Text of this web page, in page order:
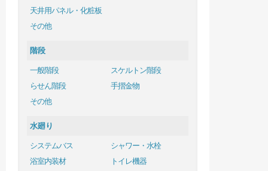
天井用パネル・化粧板
その他
階段
一般階段
スケルトン階段
らせん階段
手摺金物
その他
水廻り
システムバス
シャワー・水栓
浴室内装材
トイレ機器